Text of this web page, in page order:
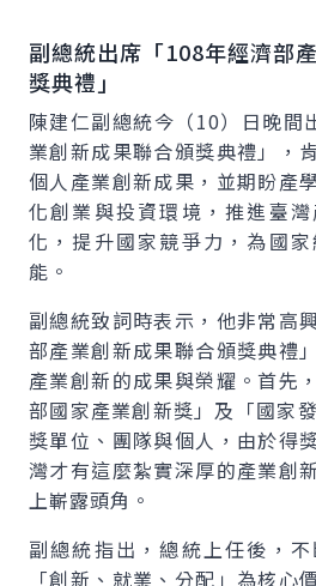
副總統出席「108年經濟部
獎典禮」
陳建仁副總統今（10）日晚間
業創新成果聯合頒獎典禮」，
個人產業創新成果，並期盼產
化創業與投資環境，推進臺
化，提升國家競爭力，為國
能。
副總統致詞時表示，他非常高
部產業創新成果聯合頒獎典禮
產業創新的成果與榮耀。首先
部國家產業創新獎」及「國家
獎單位、團隊與個人，由於得
灣才有這麼紮實深厚的產業創
上嶄露頭角。
副總統指出，總統上任後，
「創新、就業、分配」為核心